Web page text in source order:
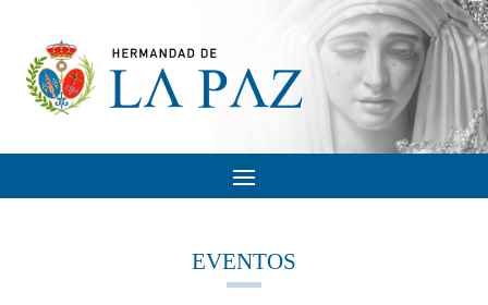
EVENTOS